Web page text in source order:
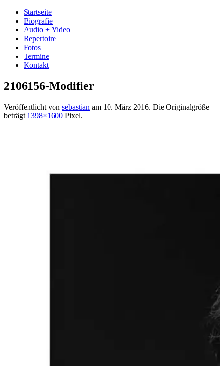
Startseite
Biografie
Audio + Video
Repertoire
Fotos
Termine
Kontakt
2106156-Modifier
Veröffentlicht von sebastian am 10. März 2016. Die Originalgröße
beträgt 1398×1600 Pixel.